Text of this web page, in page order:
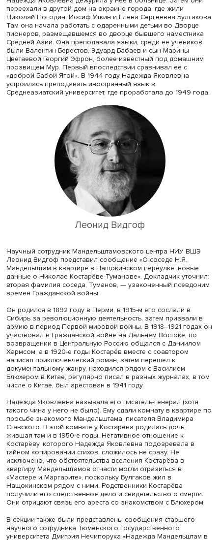
Елена Пенская
Профессор Школы филологических наук ФГН НИУ
Елена Пенскаяпредставила сообщение «Надежда
Мандельштам и Сергей Петров». Она сообщила:
произошла в доме Леонида Пинского, прошедшего
начале 1950-х годов и примкнувшего к диссидентскому
движению вместе с женой Евгенией Лысенко. По
они приглашали гостей, среди которых были и Варлам
Пинским пришли Надежда Яковлевна и Сергей Петров,
прозаик, тоже прошедший через тюрьму и ссылку.
реабилитации он преподавал иностранные языки, а с
года руководил отделением перевода Ленинградского
отделения Союза писателей. Петров читал стихи
Мандельштама и комментарии к ним, его выступления
Надежды Яковлевны отразились в блокноте
Некрасова. По этим записям Некрасова можно
драматургию вечера, на котором Пинский назвал
Надежды Яковлевны смешением времен. Она отдельно
высказалась по поводу стихотворения Петрова
отсылающего к «Довольно кукситься!» Мандельштама.
ними было явное противоречие: в отличие от
проходит круги, ведущие к смертному финишу. Надежда
Яковлевна назвала стихотворение задыхающимся,
приводимым в движение не дыханием, а одышкой. В
эта запись завершается словами: «Мандельштамиана
нашу жизнь вошла речь Мандельштама».
Историк литературы Наталья Громова рассказала о
Надежды Мандельштам в Ташкенте. Основной источник
информации об этих событиях — ее переписка с другом
Осипа Мандельштама Борисом Кузиным. Она отметила,
условиях Великой Отечественной войны задача
архива предельно усложнилась. Кроме того, вместе с
Надеждой Мандельштам была ее старая и больная
Сначала они оказались в маленьком поселке Муйнак
берегу Аральского моря и только благодаря
Ахматовой выбрались в Ташкент. Они жили в одном
семьей поэта Владимира Луговского, Лидией
Анной Ахматовой. Когда поэтесса тяжело заболела
Надежда Яковлевна дежурила у нее в больнице. Затем
переехали в другой дом на окраине города, где жили
Николай Погодин, Иосиф Уткин и Елена Сергеевна
Там она начала работать с одаренными детьми во
пионеров, размещавшемся во дворце бывшего
Средней Азии. Она преподавала языки, среди ее
были Валентин Берестов, Эдуард Бабаев и сын Марины
Цветаевой Георгий Эфрон, более известный под
прозвищем Мур. Первый впоследствии сравнивал ее с
«доброй Бабой Ягой». В 1944 году Надежда Яковлевна
устроилась преподавать иностранный язык в
Среднеазиатский университет, где проработала до